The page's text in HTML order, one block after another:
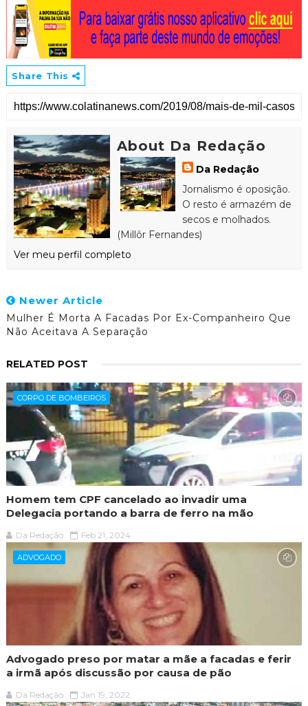
Share This
About Da Redação
Da Redação
Jornalismo é oposição.
O resto é armazém de
secos e molhados.
(Millôr Fernandes)
Ver meu perfil completo
Newer Article
Mulher É Morta A Facadas Por Ex-Companheiro Que
Não Aceitava A Separação
RELATED POST
CORPO DE BOMBEIROS
Homem tem CPF cancelado ao invadir uma
Delegacia portando a barra de ferro na mão
Da Redação Feb 21, 2024
ADVOGADO
Advogado preso por matar a mãe a facadas e ferir
a irmã após discussão por causa de pão
Da Redação Jan 19, 2022